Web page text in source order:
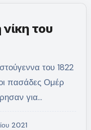
του
πασάδες Ομέρ
για…
2021